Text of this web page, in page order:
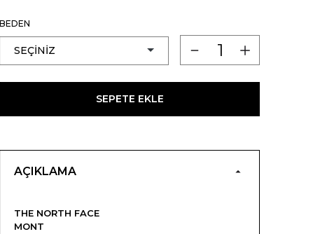
BEDEN
SEPETE EKLE
AÇIKLAMA
THE NORTH FACE
MONT